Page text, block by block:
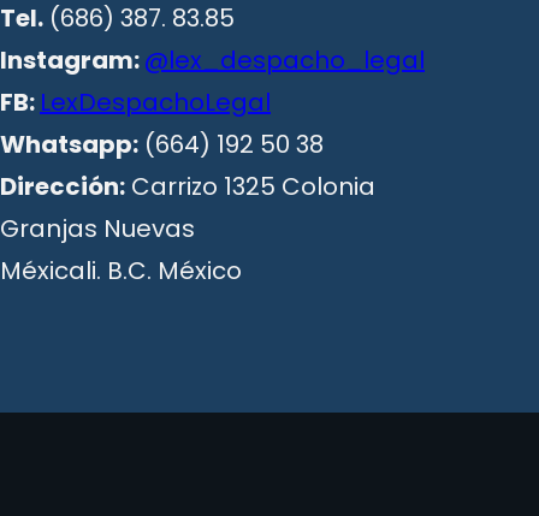
Tel. (686) 387. 83.85
Instagram:@lex_despacho_legal
FB: LexDespachoLegal
Whatsapp: (664) 192 50 38
Dirección: Carrizo 1325 Colonia
Granjas Nuevas
Méxicali. B.C. México